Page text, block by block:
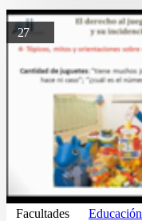
27
Facultades Educación